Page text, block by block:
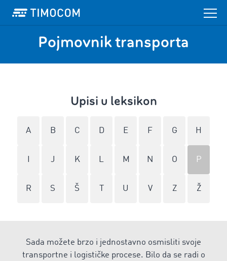
Pojmovnik transporta
Upisi u leksikon
A B C D E F G H
J K L M N O P
R S Š U V Z Ž
Sada možete brzo i jednostavno osmisliti svoje
transportne i logističke procese. Bilo da se radi o